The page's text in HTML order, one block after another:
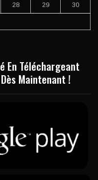
28 29 30
En Téléchargeant
Maintenant !